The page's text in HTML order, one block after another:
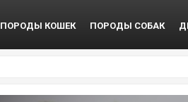
ПОРОДЫ КОШЕК ПОРОДЫ СОБАК